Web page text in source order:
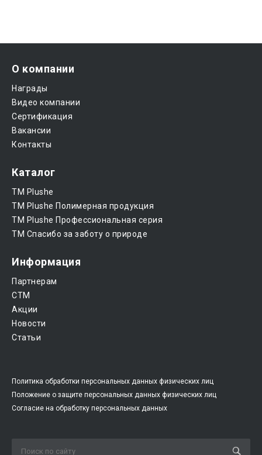
О компании
Награды
Видео компании
Сертификация
Вакансии
Контакты
Каталог
ТМ Plushe
ТМ Plushe Полимерная продукция
ТМ Plushe Профессиональная серия
ТМ Спасибо за заботу о природе
Информация
Партнерам
CTM
Акции
Новости
Статьи
Политика обработки персональных данных физических лиц
Положение о защите персональных данных физических лиц
Согласие на обработку персональных данных